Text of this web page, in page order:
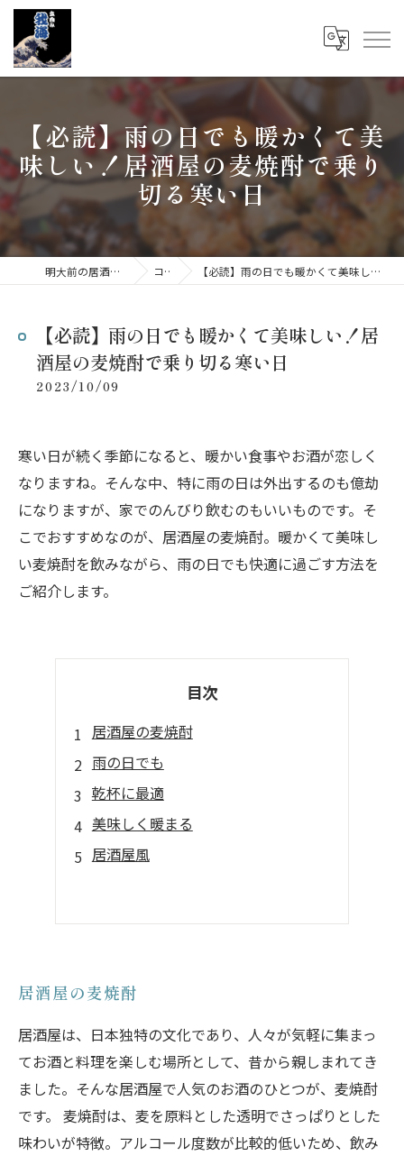
【必読】雨の日でも暖かくて美
味しい！居酒屋の麦焼酎で乗り
切る寒い日
明大前の居酒屋なら立呑み 我海 コラム 【必読】雨の日でも暖かくて美味しい！居酒屋の麦焼酎で乗り切る寒い日
【必読】雨の日でも暖かくて美味しい！居
酒屋の麦焼酎で乗り切る寒い日
2023/10/09
寒い日が続く季節になると、暖かい食事やお酒が恋しく
なりますね。そんな中、特に雨の日は外出するのも億劫
になりますが、家でのんびり飲むのもいいものです。そ
こでおすすめなのが、居酒屋の麦焼酎。暖かくて美味し
い麦焼酎を飲みながら、雨の日でも快適に過ごす方法を
ご紹介します。
目次
居酒屋の麦焼酎
雨の日でも
乾杯に最適
美味しく暖まる
居酒屋風
居酒屋の麦焼酎
居酒屋は、日本独特の文化であり、人々が気軽に集まっ
てお酒と料理を楽しむ場所として、昔から親しまれてき
ました。そんな居酒屋で人気のお酒のひとつが、麦焼酎
です。 麦焼酎は、麦を原料とした透明でさっぱりとした
味わいが特徴。アルコール度数が比較的低いため、飲み